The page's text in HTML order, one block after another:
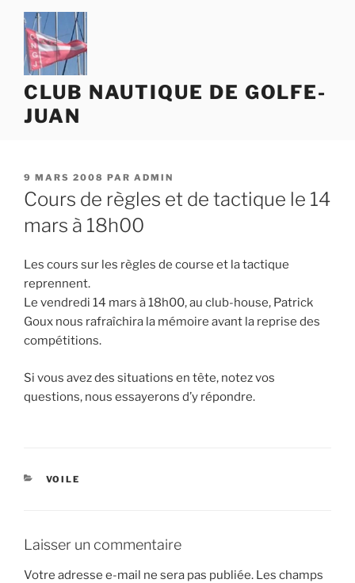
Aller
contenu
principal
CLUB NAUTIQUE DE GOLFE-
JUAN
PUBLIÉ
LE
9 MARS 2008 PAR ADMIN
Cours de règles et de tactique le 14
mars à 18h00
Les cours sur les règles de course et la tactique
reprennent.
Le vendredi 14 mars à 18h00, au club-house, Patrick
Goux nous rafraîchira la mémoire avant la reprise des
compétitions.
Si vous avez des situations en tête, notez vos
questions, nous essayerons d’y répondre.
CATÉGORIES
VOILE
Laisser un commentaire
Votre adresse e-mail ne sera pas publiée. Les champs